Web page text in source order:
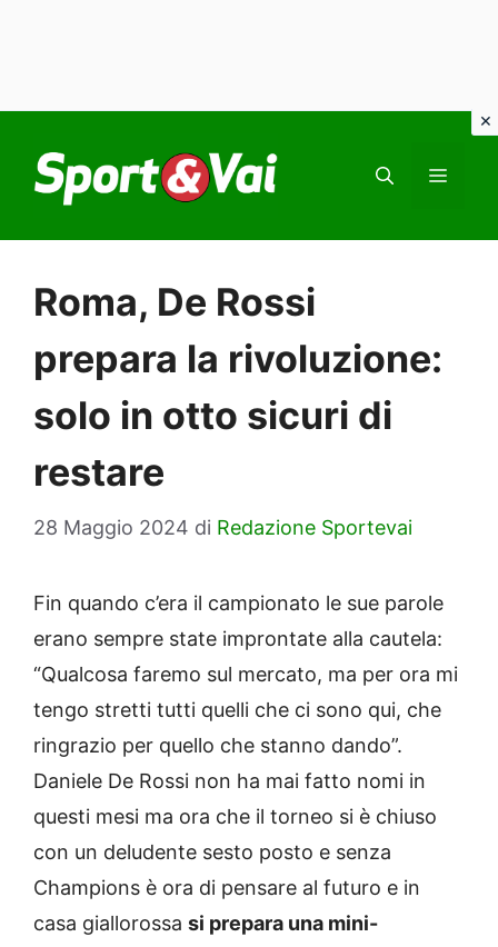
contenuto
Roma, De Rossi
prepara la rivoluzione:
solo in otto sicuri di
restare
28 Maggio 2024 di Redazione Sportevai
Fin quando c’era il campionato le sue parole
erano sempre state improntate alla cautela:
“Qualcosa faremo sul mercato, ma per ora mi
tengo stretti tutti quelli che ci sono qui, che
ringrazio per quello che stanno dando”.
Daniele De Rossi non ha mai fatto nomi in
questi mesi ma ora che il torneo si è chiuso
con un deludente sesto posto e senza
Champions è ora di pensare al futuro e in
casa giallorossa si prepara una mini-